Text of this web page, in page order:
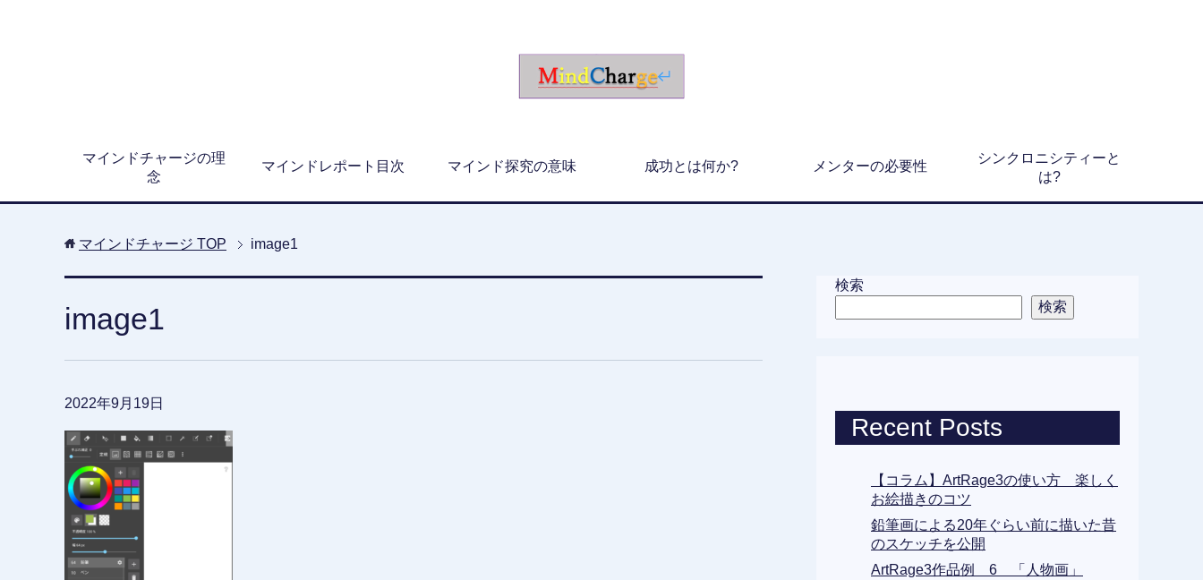
マインドチャージの理
念
マインドレポート目次 マインド探究の意味 成功とは何か? メンターの必要性
シンクロニシティーと
は?
マインドチャージ TOP image1
image1
2022年9月19日
検索
検索
Recent Posts
【コラム】ArtRage3の使い方 楽しく
お絵描きのコツ
鉛筆画による20年ぐらい前に描いた昔
のスケッチを公開
ArtRage3作品例 6 「人物画」